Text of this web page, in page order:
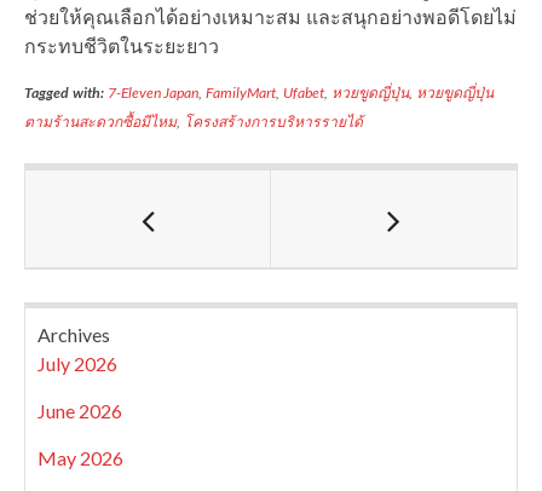
ช่วยให้คุณเลือกได้อย่างเหมาะสม และสนุกอย่างพอดีโดยไม่
กระทบชีวิตในระยะยาว
Tagged with: 7-Eleven Japan ,FamilyMart, Ufabet, หวยขูดญี่ปุ่น, หวยขูดญี่ปุ่น
ตามร้านสะดวกซื้อมีไหม, โครงสร้างการบริหารรายได้
Archives
July 2026
June 2026
May 2026